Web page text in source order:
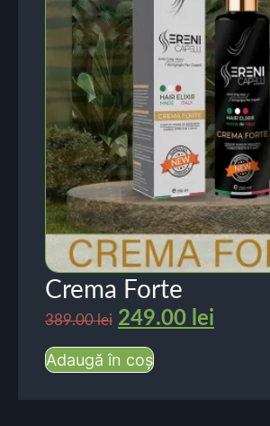
Crema Forte
389.00lei 249.00 lei
Adaugă în coș